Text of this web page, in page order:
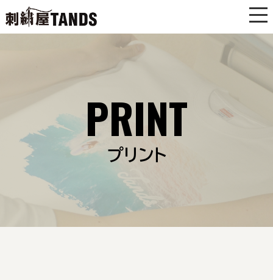
PRINT
プリント